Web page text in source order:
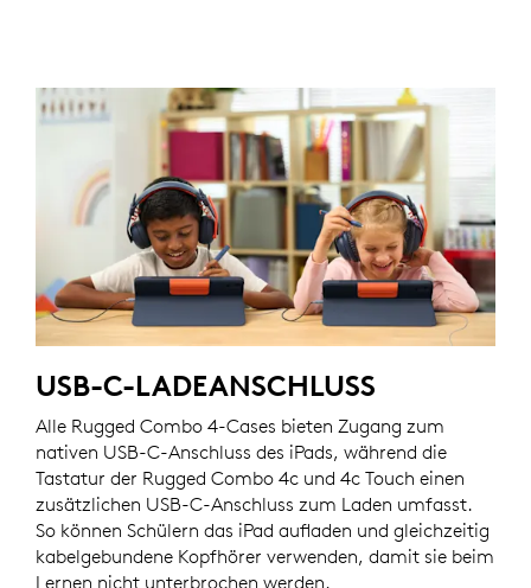
USB-C-LADEANSCHLUSS
Alle Rugged Combo 4-Cases bieten Zugang zum
nativen USB-C-Anschluss des iPads, während die
Tastatur der Rugged Combo 4c und 4c Touch einen
zusätzlichen USB-C-Anschluss zum Laden umfasst.
So können Schülern das iPad aufladen und gleichzeitig
kabelgebundene Kopfhörer verwenden, damit sie beim
Lernen nicht unterbrochen werden.